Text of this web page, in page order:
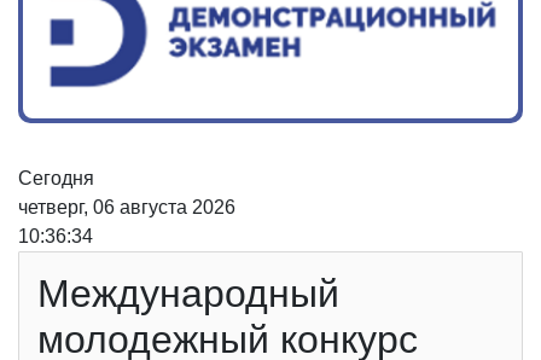
Сегодня
четверг, 06 августа 2026
10:36:34
Международный
молодежный конкурс